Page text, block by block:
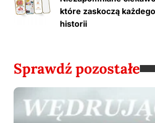
które zaskoczą
historii
Sprawdź pozostałe